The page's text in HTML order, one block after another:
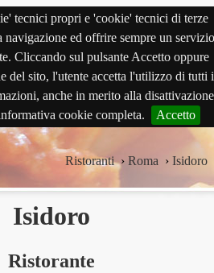
tecnici propri e 'cookie' tecnici di terze
ed offrire sempre un servizio
Cliccando sul pulsante Accetto oppure
del sito, l'utente accetta l'utilizzo di tutti i
anche in merito alla
cookie completa.
Accetto
Ristoranti › Roma › Isidoro
Isidoro
Ristorante